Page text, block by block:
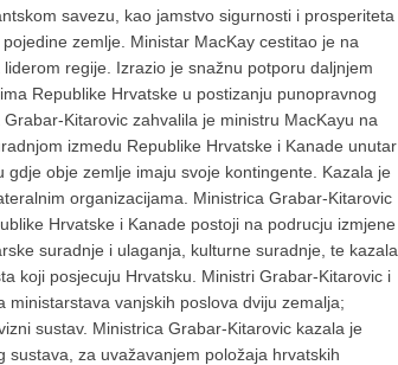
savezu, kao jamstvo sigurnosti i prosperiteta
zemlje. Ministar MacKay cestitao je na
regije. Izrazio je snažnu potporu daljnjem
Republike Hrvatske u postizanju punopravnog
Kitarovic zahvalila je ministru MacKayu na
izmedu Republike Hrvatske i Kanade unutar
obje zemlje imaju svoje kontingente. Kazala je
organizacijama. Ministrica Grabar-Kitarovic
Hrvatske i Kanade postoji na podrucju izmjene
suradnje i ulaganja, kulturne suradnje, te kazala
koji posjecuju Hrvatsku. Ministri Grabar-Kitarovic i
vanjskih poslova dviju zemalja;
sustav. Ministrica Grabar-Kitarovic kazala je
za uvažavanjem položaja hrvatskih